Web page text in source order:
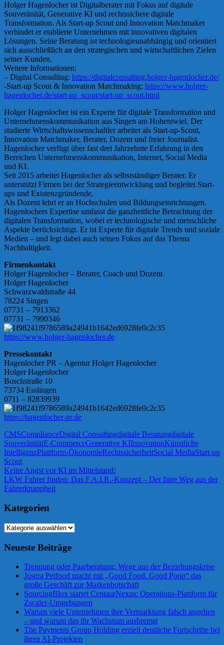
Holger Hagenlocher ist Digitalberater mit Fokus auf digitale
Souveränität, Generative KI und rechtssichere digitale
Transformation. Als Start-up Scout und Innovation Matchmaker
verbindet er etablierte Unternehmen mit innovativen digitalen
Lösungen. Seine Beratung ist technologieunabhängig und orientiert
sich ausschließlich an den strategischen und wirtschaftlichen Zielen
seiner Kunden.
Weitere Informationen:
– Digital Consulting: https://digitalconsulting.holger-hagenlocher.de/
-Start-up Scout & Innovation Matchmaking: https://www.holger-
hagenlocher.de/start-up_scout/start-up_scout.html
Holger Hagenlocher ist ein Experte für digitale Transformation und
Unternehmenskommunikation aus Singen am Hohentwiel. Der
studierte Wirtschaftswissenschaftler arbeitet als Start-up-Scout,
Innovation Matchmaker, Berater, Dozent und freier Journalist.
Hagenlocher verfügt über fast drei Jahrzehnte Erfahrung in den
Bereichen Unternehmenskommunikation, Internet, Social Media
und KI.
Seit 2015 arbeitet Hagenlocher als selbstständiger Berater. Er
unterstützt Firmen bei der Strategieentwicklung und begleitet Start-
ups und Existenzgründende.
Als Dozent lehrt er an Hochschulen und Bildungseinrichtungen.
Hagenlochers Expertise umfasst die ganzheitliche Betrachtung der
digitalen Transformation, wobei er technologische und menschliche
Aspekte berücksichtigt. Er ist Experte für digitale Trends und soziale
Medien – und legt dabei auch seinen Fokus auf das Thema
Nachhaltigkeit.
Firmenkontakt
Holger Hagenlocher – Berater, Coach und Dozent
Holger Hagenlocher
Schwarzwaldstraße 44
78224 Singen
07731 – 7913362
07731 – 7990346
https://www.holger-hagenlocher.de
Pressekontakt
Hagenlocher PR – Agentur Holger Hagenlocher
Holger Hagenlocher
Boschstraße 10
73734 Esslingen
0711 – 82839939
https://hagenlocher-pr.de
CMSComplianceDigital Consultingdigitale Beratungdigitale
SouveränitätE-CommerceGenerative KIInnovationKünstliche
IntelligenzPlattform-ÖkonomieRechtssicherheitSocial MediaStart-up
Scout
Beitragsnavigation
Vorheriger
Beitrag:
Keine Angst vor KI im Mittelstand:
Nächster
Beitrag:
LKW Fahrer finden: Das F.A.I.R.-Konzept – Der faire Weg aus der
Fahrerknappheit
Kategorien
Kategorien
Neueste Beiträge
Trennung oder Paarberatung: Wege aus der Beziehungskrise
Josera Petfood macht mit „Good Food. Good Poop“ das
große Geschäft zur Markenbotschaft
SourcingBlox startet CentaurNexus: Operations-Plattform für
Zscaler-Umgebungen
Warum viele Unternehmen ihre Vermarktung falsch angehen
– und warum das ihr Wachstum ausbremst
The Payments Group Holding erzielt deutliche Fortschritte bei
ihren AI-Projekten